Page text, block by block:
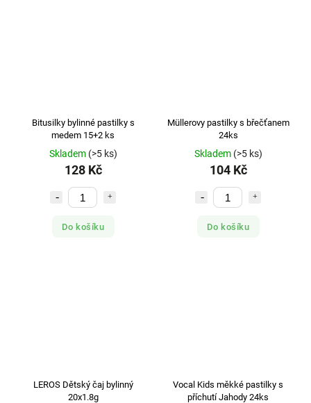
Bitusilky bylinné pastilky s
medem 15+2 ks
Skladem (>5 ks)
128 Kč
Do košíku
Müllerovy pastilky s břečťanem
24ks
Skladem (>5 ks)
104 Kč
Do košíku
LEROS Dětský čaj bylinný
20x1.8g
Vocal Kids měkké pastilky s
příchutí Jahody 24ks